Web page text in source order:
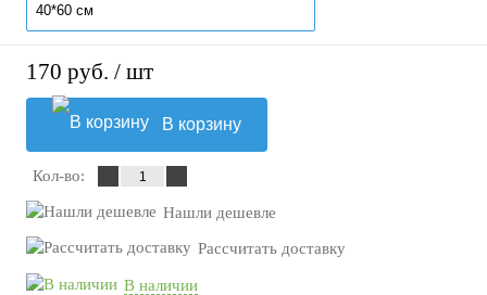
40*60 см
170 руб. / шт
В корзину
Кол-во:
Нашли дешевле
Рассчитать доставку
В наличии